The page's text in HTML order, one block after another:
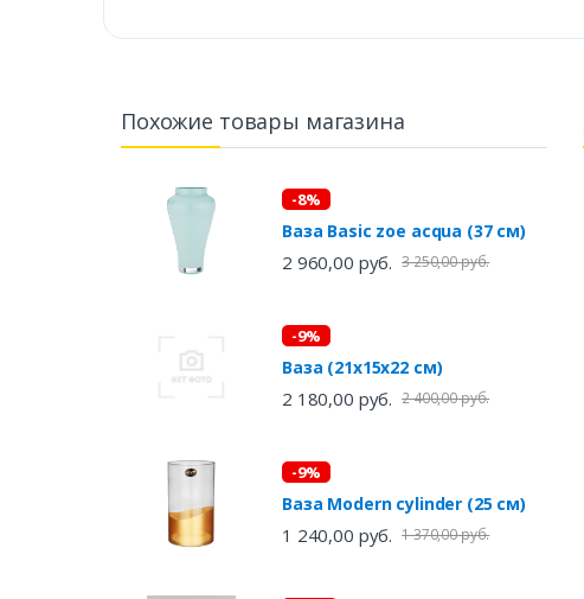
Похожие товары магазина
-8%
Ваза Basic zoe acqua (37 см)
2 960,00 руб. 3 250,00 руб.
-9%
Ваза (21х15х22 см)
2 180,00 руб. 2 400,00 руб.
-9%
Ваза Modern cylinder (25 см)
1 240,00 руб. 1 370,00 руб.